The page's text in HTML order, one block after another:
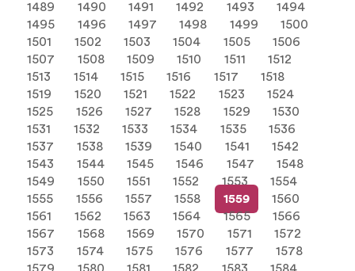
1489
1490 1491 1492 1493
1494
1495
1496 1497 1498 1499
1500
1501
1502 1503 1504 1505
1506
1507
1508 1509 1510 1511
1512
1513
1514 1515 1516 1517
1518
1519
1520 1521 1522 1523
1524
1525
1526 1527 1528 1529
1530
1531
1532 1533 1534 1535
1536
1537
1538 1539 1540 1541
1542
1543
1544 1545 1546 1547
1548
1549
1550 1551 1552 1553
1554
1555
1556 1557 1558 1559
1560
1561
1562 1563 1564 1565
1566
1567
1568 1569 1570 1571
1572
1573
1574 1575 1576 1577
1578